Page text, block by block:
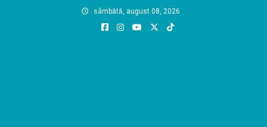
sâmbătă, august 08, 2026